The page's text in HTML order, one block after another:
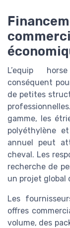
L’equip
conséquent
de petites
gamme, les
polyéthylène
annuel peut
cheval. Les
recherche de
un projet global
Les
offres
volume, des